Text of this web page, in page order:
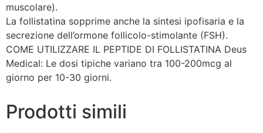
muscolare).
La follistatina sopprime anche la sintesi ipofisaria e la
secrezione dell’ormone follicolo-stimolante (FSH).
COME UTILIZZARE IL PEPTIDE DI FOLLISTATINA Deus
Medical: Le dosi tipiche variano tra 100-200mcg al
giorno per 10-30 giorni.
Prodotti simili